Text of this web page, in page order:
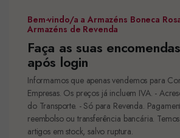
Bem-vindo/a a Armazéns Boneca
Armazéns de Revenda
Faça as suas
após login
Informamos que apenas vendemos para
Empresas. Os preços já incluem IVA. -
do Transporte. - Só para Revenda.
reembolso ou transferência bancária.
artigos em stock, salvo ruptura.